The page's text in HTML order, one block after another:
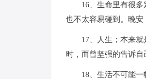
16、生命里有很
也不太容易碰到。晚安
17、人生；本来
时，而曾坚强的告诉
18、生活不可能